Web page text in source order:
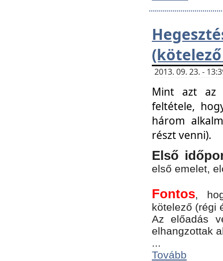
2013. 09. 23. -
Mint azt az
feltétele,
három
részt venni).
Első
első emelet,
Fontos,
kötelező (régi
Az előadás
elhangzottak
...
Tovább